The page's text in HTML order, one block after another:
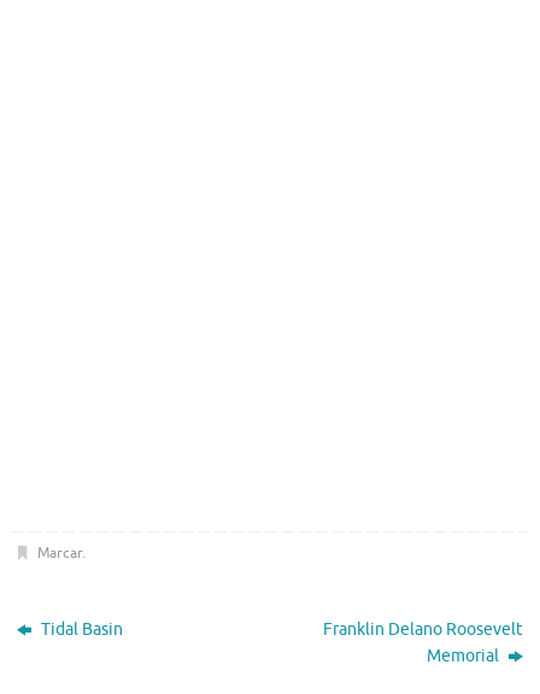
Marcar.
Tidal Basin
Franklin Delano Roosevelt
Memorial